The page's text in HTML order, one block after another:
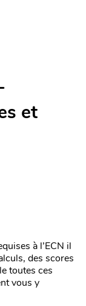
et
à l’ECN il
des scores
toutes ces
vous y